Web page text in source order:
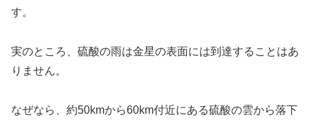
す。
実のところ、硫酸の雨は金星の表面には到達することはあ
りません。
なぜなら、約50kmから60km付近にある硫酸の雲から落下